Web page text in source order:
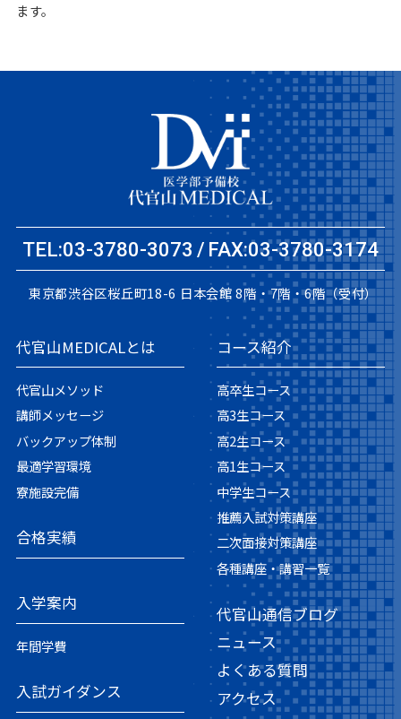
ます。
TEL:03-3780-3073 FAX:03-3780-3174
東京都渋谷区桜丘町18-6 日本会館 8階・7階・6階（受付）
代官山MEDICALとは
代官山メソッド
講師メッセージ
バックアップ体制
最適学習環境
寮施設完備
コース紹介
高卒生コース
高3生コース
高2生コース
高1生コース
中学生コース
推薦入試対策講座
二次面接対策講座
各種講座・講習一覧
合格実績
入学案内
年間学費
入試ガイダンス
代官山通信ブログ
ニュース
よくある質問
アクセス